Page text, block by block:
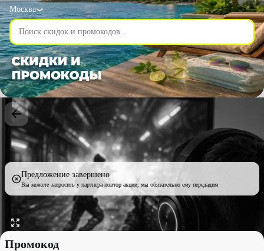
Москва
Предложение завершено
Вы можете запросить у партнера повтор акции, мы обязательно ему передадим
Товары Genshin Impact в магазине GalaxyLink со скидкой 10%
Промокод